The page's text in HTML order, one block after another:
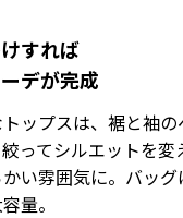
すれば
デが完成
ップスは、裾と袖
ってシルエットを変
い雰囲気に。バッ
量。